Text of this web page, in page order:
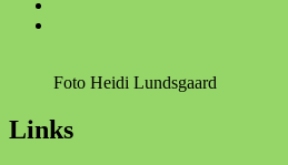
De
Jyders
Mindestue,
Foto Heidi Lundsgaard
Links